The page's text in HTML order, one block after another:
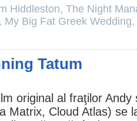
Hiddleston, The Night
, My Big Fat Greek Wedding,
Tatum
original al fraţilor Andy
Matrix, Cloud Atlas) se